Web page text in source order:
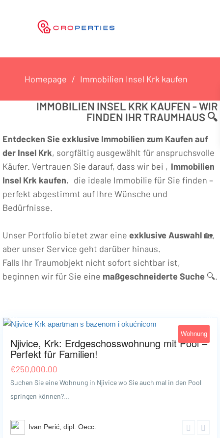
Homepage Immobilien Insel Krk kaufen
IMMOBILIEN INSEL KRK KAUFEN - WIR
FINDEN IHR TRAUMHAUS 🔍
Entdecken Sie exklusive Immobilien zum Kaufen auf
der Insel Krk, sorgfältig ausgewählt für anspruchsvolle
Käufer. Vertrauen Sie darauf, dass wir bei ‚ Immobilien
Insel Krk kaufen‚ die ideale Immobilie für Sie finden –
perfekt abgestimmt auf Ihre Wünsche und
Bedürfnisse.
Unser Portfolio bietet zwar eine exklusive Auswahl🏡,
aber unser Service geht darüber hinaus.
Falls Ihr Traumobjekt nicht sofort sichtbar ist,
beginnen wir für Sie eine maßgeschneiderte Suche 🔍.
Wohnung
Njivice, Krk: Erdgeschosswohnung mit Pool –
Perfekt für Familien!
€250,000.00
Suchen Sie eine Wohnung in Njivice wo Sie auch mal in den Pool
springen können?…
Ivan Perić, dipl. Oecc.